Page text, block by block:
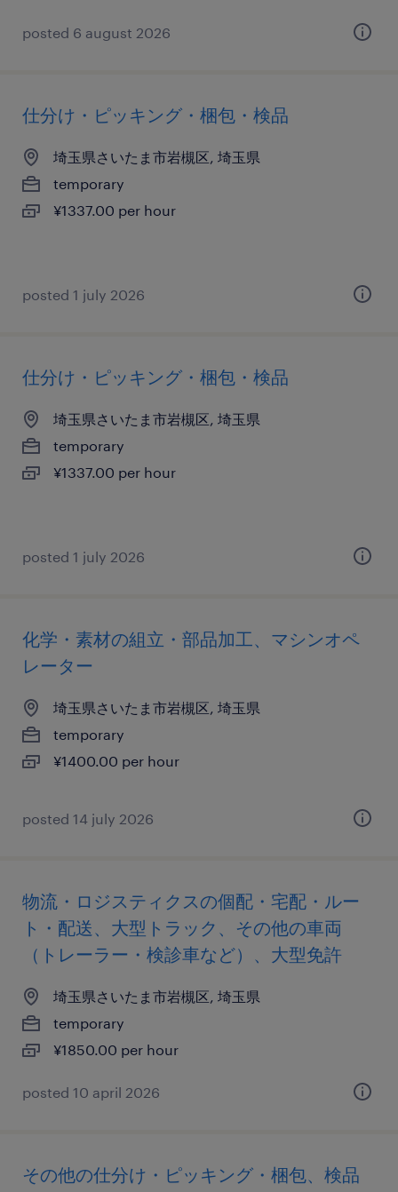
posted 6 august 2026
仕分け・ピッキング・梱包・検品
埼玉県さいたま市岩槻区, 埼玉県
temporary
¥1337.00 per hour
posted 1 july 2026
仕分け・ピッキング・梱包・検品
埼玉県さいたま市岩槻区, 埼玉県
temporary
¥1337.00 per hour
posted 1 july 2026
化学・素材の組立・部品加工、マシンオペ
レーター
埼玉県さいたま市岩槻区, 埼玉県
temporary
¥1400.00 per hour
posted 14 july 2026
物流・ロジスティクスの個配・宅配・ルー
ト・配送、大型トラック、その他の車両
（トレーラー・検診車など）、大型免許
埼玉県さいたま市岩槻区, 埼玉県
temporary
¥1850.00 per hour
posted 10 april 2026
その他の仕分け・ピッキング・梱包、検品